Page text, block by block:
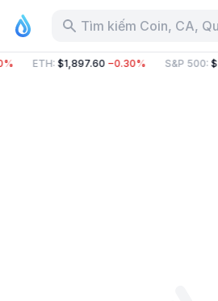
Tìm kiếm Coin, CA,
ETH: $1,897.60 −0.30% S&P 500: